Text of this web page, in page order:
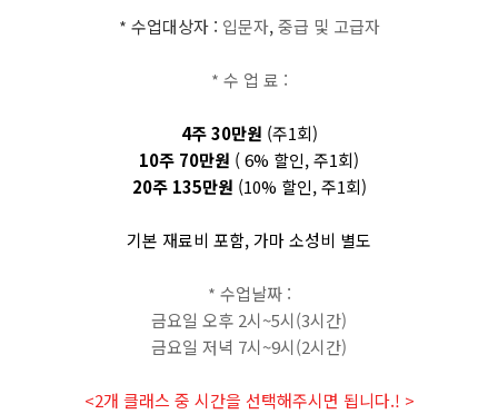
* 수업대상자 : 입문자, 중급 및 고급자
* 수 업 료 :
4주30만원 (주1회)
10주 70만원 ( 6% 할인,주1회)
20주 135만원 (10% 할인,주1회)
기본 재료비 포함,가마소성비 별도
* 수업날짜 :
금요일 오후 2시~5시(3시간)
금요일 저녁 7시~9시(2시간)
<2개 클래스 중 시간을 선택해주시면 됩니다.! >